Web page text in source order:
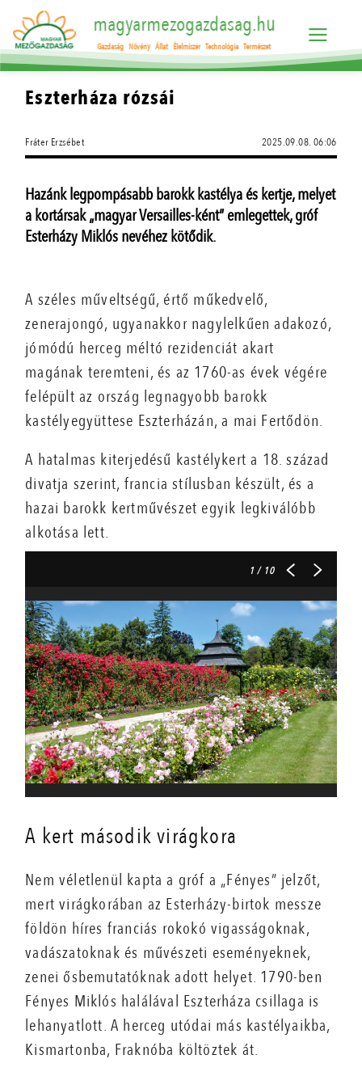
magyarmezogazdasag.hu
Gazdaság Növény Állat Élelmiszer Technológia Természet
Eszterháza rózsái
Fráter Erzsébet 2025.09.08. 06:06
Hazánk legpompásabb barokk kastélya és kertje, melyet
a kortársak „magyar Versailles-ként” emlegettek, gróf
Esterházy Miklós nevéhez kötődik.
A széles műveltségű, értő műkedvelő,
zenerajongó, ugyanakkor nagylelkűen adakozó,
jómódú herceg méltó rezidenciát akart
magának teremteni, és az 1760-as évek végére
felépült az ország legnagyobb barokk
kastélyegyüttese Eszterházán, a mai Fertődön.
A hatalmas kiterjedésű kastélykert a 18. század
divatja szerint, francia stílusban készült, és a
hazai barokk kertművészet egyik legkiválóbb
alkotása lett.
1/ 10
A kert második virágkora
Nem véletlenül kapta a gróf a „Fényes” jelzőt,
mert virágkorában az Esterházy-birtok messze
földön híres franciás rokokó vigasságoknak,
vadászatoknak és művészeti eseményeknek,
zenei ősbemutatóknak adott helyet. 1790-ben
Fényes Miklós halálával Eszterháza csillaga is
lehanyatlott. A herceg utódai más kastélyaikba,
Kismartonba, Fraknóba költöztek át.